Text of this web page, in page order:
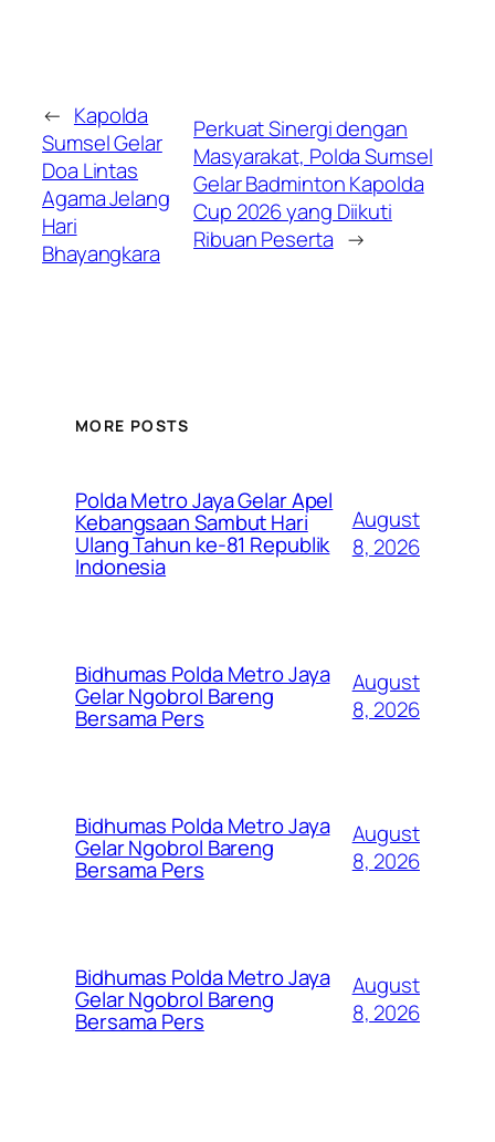
← Kapolda
Sumsel Gelar
Doa Lintas
Agama Jelang
Hari
Bhayangkara
​Perkuat Sinergi dengan
Masyarakat, Polda Sumsel
Gelar Badminton Kapolda
Cup 2026 yang Diikuti
Ribuan Peserta →
MORE POSTS
Polda Metro Jaya Gelar Apel
Kebangsaan Sambut Hari
Ulang Tahun ke-81 Republik
Indonesia
August
8, 2026
Bidhumas Polda Metro Jaya
Gelar Ngobrol Bareng
Bersama Pers
August
8, 2026
Bidhumas Polda Metro Jaya
Gelar Ngobrol Bareng
Bersama Pers
August
8, 2026
Bidhumas Polda Metro Jaya
Gelar Ngobrol Bareng
Bersama Pers
August
8, 2026